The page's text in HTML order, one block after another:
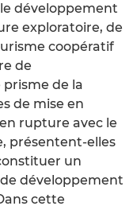
développement
exploratoire, de
coopératif
de
de la
de mise en
rupture avec le
présentent-elles
un
développement
cette